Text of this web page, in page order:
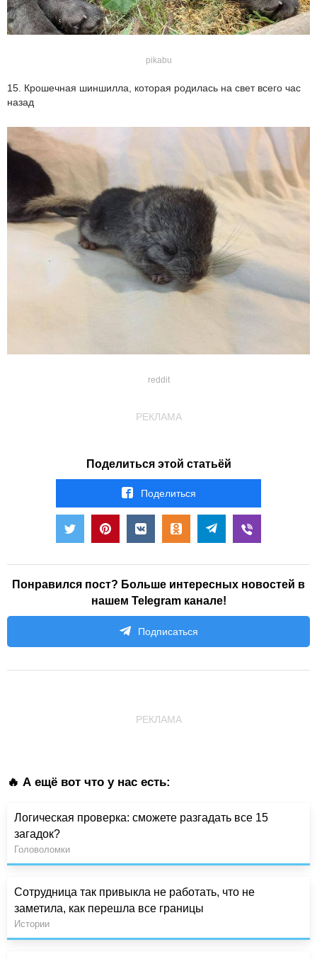
pikabu
15. Крошечная шиншилла, которая родилась на свет всего час
назад
reddit
РЕКЛАМА
Поделиться этой статьёй
Поделиться
Понравился пост? Больше интересных новостей в
нашем Telegram канале!
Подписаться
РЕКЛАМА
🔥 А ещё вот что у нас есть:
Логическая проверка: сможете разгадать все 15
загадок?
Головоломки
Сотрудница так привыкла не работать, что не
заметила, как перешла все границы
Истории